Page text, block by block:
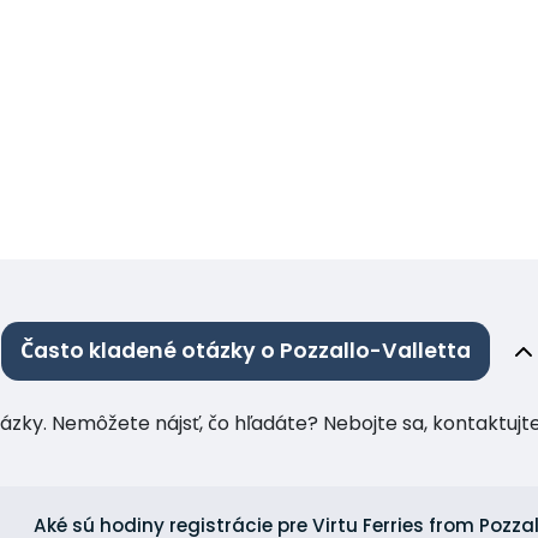
Často kladené otázky o Pozzallo-Valletta
Nemôžete nájsť, čo hľadáte? Nebojte sa,
Aké sú hodiny registrácie pre Virtu Ferries from